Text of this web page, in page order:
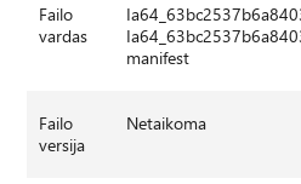
Failo
vardas
manifest
Failo
versija
Netaikoma